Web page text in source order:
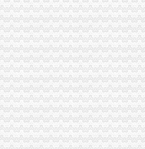
行重庆两路口_电话_地址_地图-卡盟网
请下了出口退税权,汉口的仁和会计代账公
理记账,专业代账/对账】-石景山衙门口易登
培训学校仁和会计学校_志趣网
割物业直招非中介可注册】-园区墅湖易
代账服务兼职企业年检审计找龙圣琴-会计/审
落户两路口_网易财经
庆列表网
账代办公司,价比选亿源财税】价
意_网易新闻
务代理公司注册可提供地址-直辖市重庆专利
注册_分公司注销_代理记账_重庆进出口许